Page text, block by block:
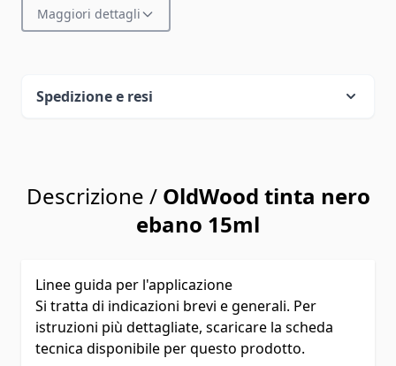
Maggiori dettagli
Spedizione e resi
Descrizione / OldWood tinta nero
ebano 15ml
Linee guida per l'applicazione
Si tratta di indicazioni brevi e generali. Per
istruzioni più dettagliate, scaricare la scheda
tecnica disponibile per questo prodotto.